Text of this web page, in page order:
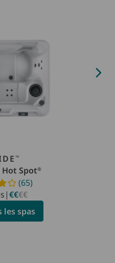
™
Spot®
reviews
(65)
|€€€€
les spas